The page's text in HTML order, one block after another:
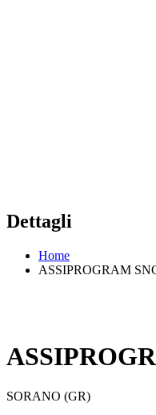
Dettagli
Home
ASSIPROGRAM
SORANO (GR)